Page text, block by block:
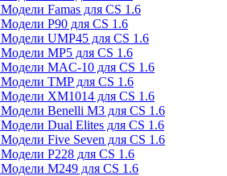
Модели Famas для CS 1.6
Модели P90 для CS 1.6
Модели UMP45 для CS 1.6
Модели MP5 для CS 1.6
Модели MAC-10 для CS 1.6
Модели TMP для CS 1.6
Модели XM1014 для CS 1.6
Модели Benelli M3 для CS 1.6
Модели Dual Elites для CS 1.6
Модели Five Seven для CS 1.6
Модели P228 для CS 1.6
Модели M249 для CS 1.6